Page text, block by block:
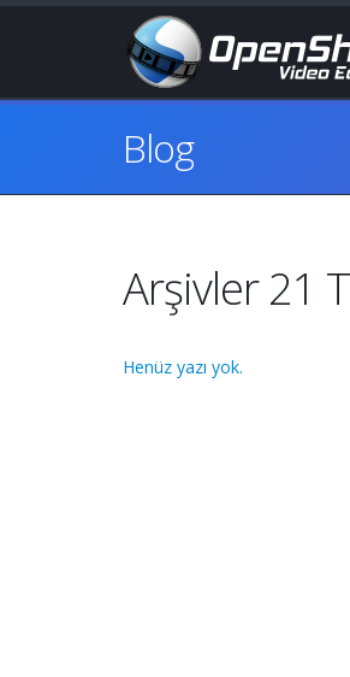
Blog
Arşivler 21
Henüz yazı yok.